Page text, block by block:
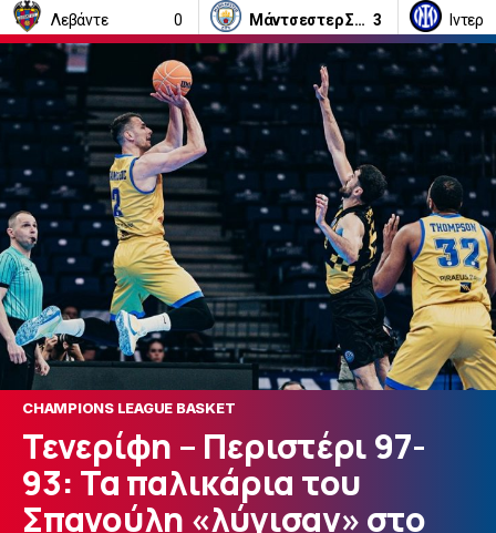
Λεβάντε 0 Μάντσεστερ Σίτι 3 Ιντερ
CHAMPIONS LEAGUE BASKET
Τενερίφη – Περιστέρι 97-
93: Τα παλικάρια του
Σπανούλη «λύγισαν» στο